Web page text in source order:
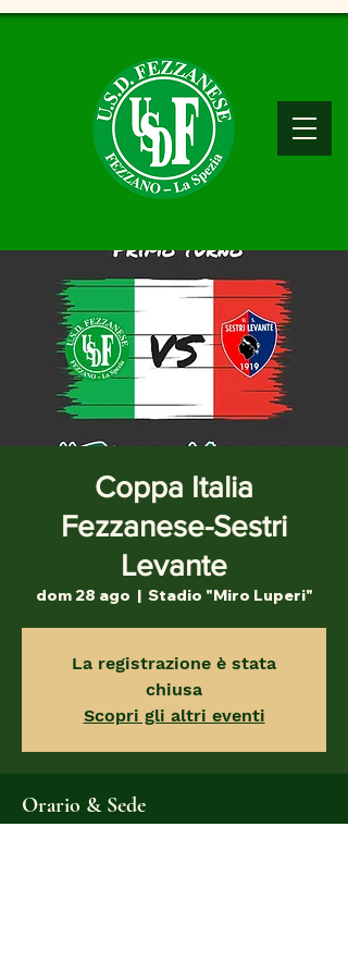
Coppa Italia
Fezzanese-Sestri
Levante
dom 28 ago
  |
Stadio "Miro Luperi"
La registrazione è stata
chiusa
Scopri gli altri eventi
Orario & Sede